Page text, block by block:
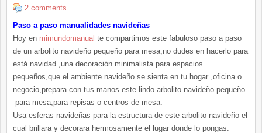
2 comments
Paso a paso manualidades navideñas
Hoy en mimundomanual te compartimos este fabuloso paso a paso
de un arbolito navideño pequeño para mesa,no dudes en hacerlo para
está navidad ,una decoración minimalista para espacios
pequeños,que el ambiente navideño se sienta en tu hogar ,oficina o
negocio,prepara con tus manos este lindo arbolito navideño pequeño
para mesa,para repisas o centros de mesa.
Usa esferas navideñas para la estructura de este arbolito navideño el
cual brillara y decorara hermosamente el lugar donde lo pongas.